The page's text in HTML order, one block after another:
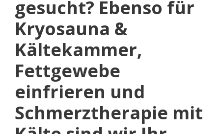
gesucht? Ebenso für
Kryosauna &
Kältekammer,
Fettgewebe
einfrieren und
Schmerztherapie mit